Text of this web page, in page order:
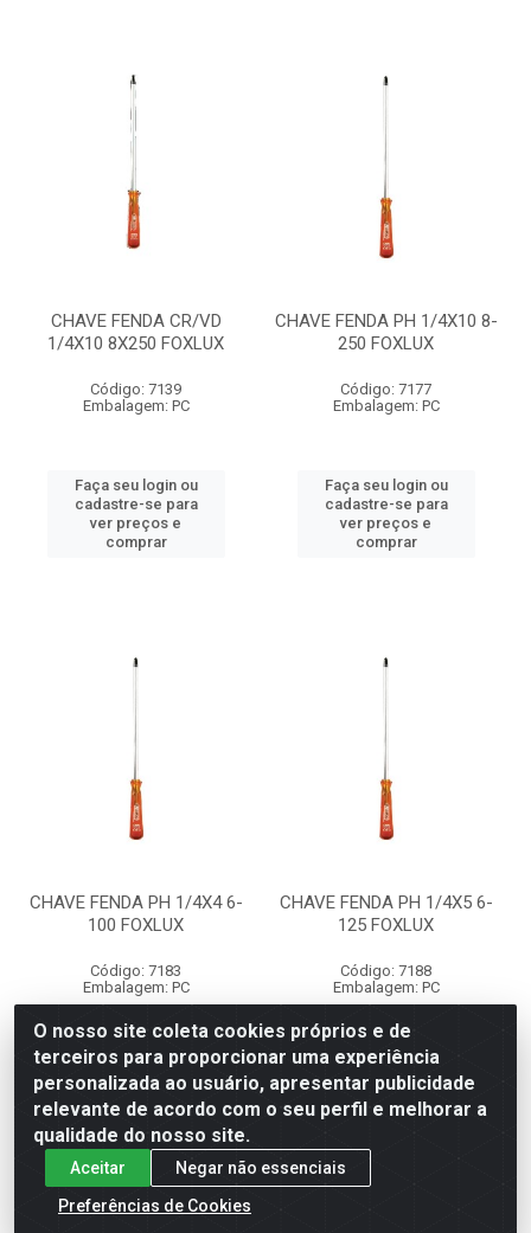
CHAVE FENDA CR/VD
1/4X10 8X250 FOXLUX
Código: 7139
Embalagem: PC
Faça seu login ou
cadastre-se para
ver preços e
comprar
CHAVE FENDA PH 1/4X10 8-
250 FOXLUX
Código: 7177
Embalagem: PC
Faça seu login ou
cadastre-se para
ver preços e
comprar
CHAVE FENDA PH 1/4X4 6-
100 FOXLUX
Código: 7183
Embalagem: PC
Faça seu login ou
cadastre-se para
ver preços e
comprar
CHAVE FENDA PH 1/4X5 6-
125 FOXLUX
Código: 7188
Embalagem: PC
Faça seu login ou
cadastre-se para
ver preços e
O nosso site coleta cookies próprios e de
terceiros para proporcionar uma experiência
personalizada ao usuário, apresentar publicidade
relevante de acordo com o seu perfil e melhorar a
qualidade do nosso site.
Aceitar
Negar não essenciais
Preferências de Cookies